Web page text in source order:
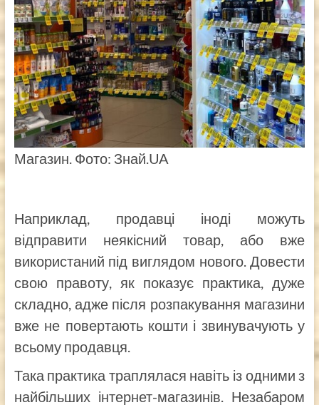
Магазин. Фото: Знай.UA
Наприклад, продавці іноді можуть
відправити неякісний товар, або вже
використаний під виглядом нового. Довести
свою правоту, як показує практика, дуже
складно, адже після розпакування магазини
вже не повертають кошти і звинувачують у
всьому продавця.
Така практика траплялася навіть із одними з
найбільших інтернет-магазинів. Незабаром